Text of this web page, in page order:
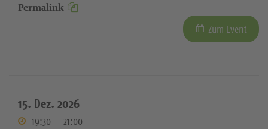
Permalink
Zum Event
15. Dez. 2026
19:30 - 21:00